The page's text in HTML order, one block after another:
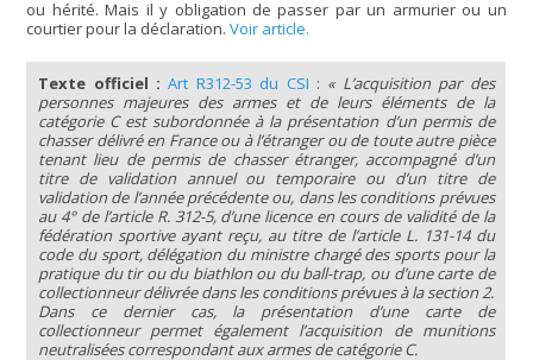
ou hérité. Mais il y obligation de passer par un armurier ou un
courtier pour la déclaration.Voir article.
Texte officiel : Art R312-53 du CSI : « L’acquisition par des
personnes majeures des armes et de leurs éléments de la
catégorie C est subordonnée à la présentation d’un permis de
chasser délivré en France ou à l’étranger ou de toute autre pièce
tenant lieu de permis de chasser étranger, accompagné d’un
titre de validation annuel ou temporaire ou d’un titre de
validation de l’année précédente ou, dans les conditions prévues
au 4° de l’article R. 312-5, d’une licence en cours de validité de la
fédération sportive ayant reçu, au titre de l’article L. 131-14 du
code du sport, délégation du ministre chargé des sports pour la
pratique du tir ou du biathlon ou du ball-trap, ou d’une carte de
collectionneur délivrée dans les conditions prévues à la section 2.
Dans ce dernier cas, la présentation d’une carte de
collectionneur permet également l’acquisition de munitions
neutralisées correspondant aux armes de catégorie C.